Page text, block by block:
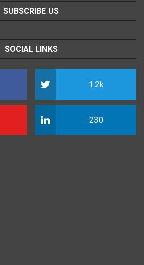
SUBSCRIBE US
SOCIAL LINKS
1.2k
230